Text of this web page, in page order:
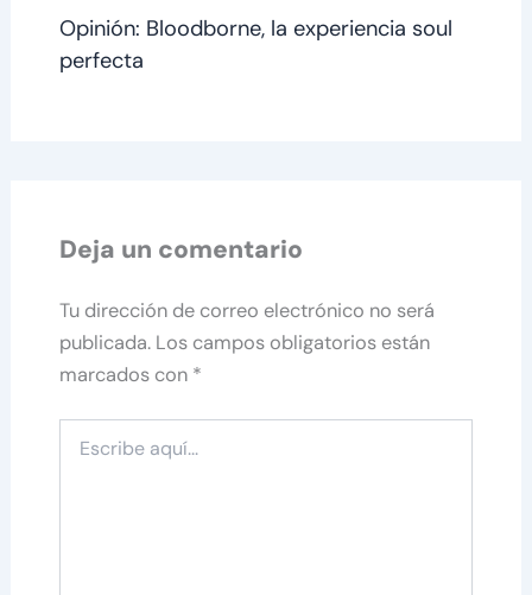
Opinión: Bloodborne, la experiencia soul
perfecta
Deja un comentario
Tu dirección de correo electrónico no será
publicada. Los campos obligatorios están
marcados con *
aquí...